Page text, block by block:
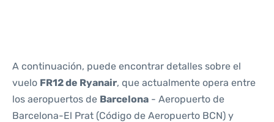
A continuación, puede encontrar detalles sobre el
vuelo FR12 de Ryanair, que actualmente opera entre
los aeropuertos de Barcelona - Aeropuerto de
Barcelona-El Prat (Código de Aeropuerto BCN) y